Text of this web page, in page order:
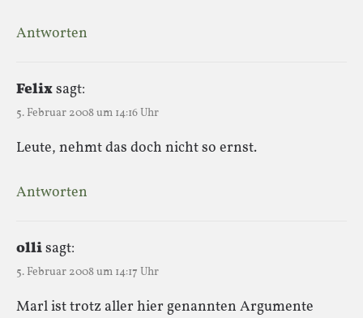
Antworten
Felixsagt:
5. Februar 2008 um 14:16 Uhr
Leute, nehmt das doch nicht so ernst.
Antworten
ollisagt:
5. Februar 2008 um 14:17 Uhr
Marl ist trotz aller hier genannten Argumente